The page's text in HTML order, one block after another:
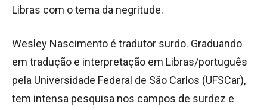
Libras com o tema da negritude.
Wesley Nascimento é tradutor surdo. Graduando
em tradução e interpretação em Libras/português
pela Universidade Federal de São Carlos (UFSCar),
tem intensa pesquisa nos campos de surdez e